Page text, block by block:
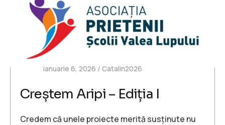
ianuarie 6, 2026 Catalin2026
Creștem Aripi – Ediția I
Credem că unele proiecte merită susținute nu